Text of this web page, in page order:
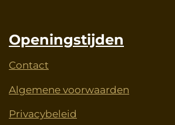
Openingstijden
Contact
Algemene voorwaarden
Privacybeleid